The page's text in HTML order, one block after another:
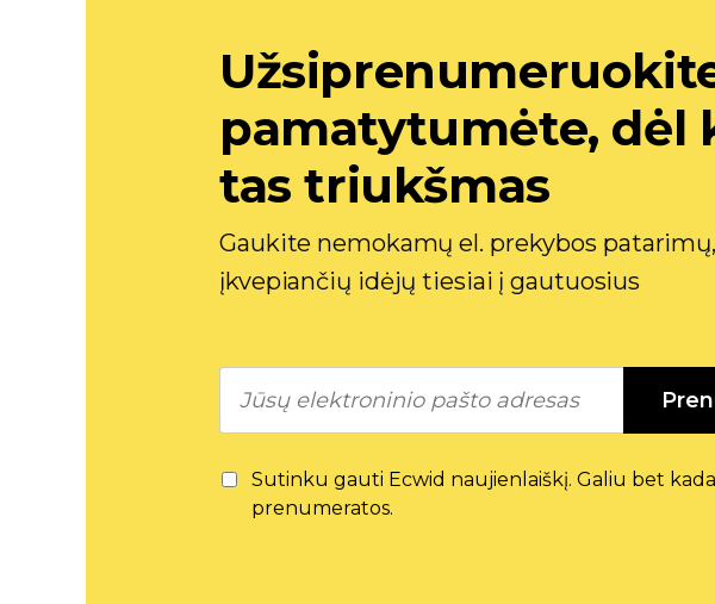
pamatytumėte, dėl
tas triukšmas
Gaukite nemokamų el. prekybos
įkvepiančių idėjų tiesiai į gautuosius
Sutinku gauti Ecwid naujienlaiškį. Galiu bet
prenumeratos.